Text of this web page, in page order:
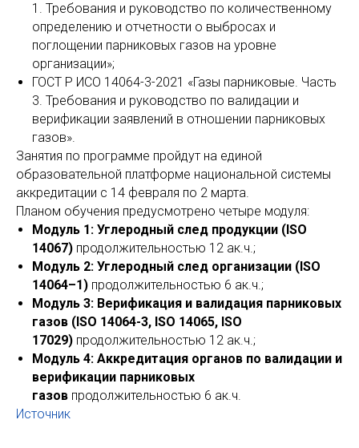
1. Требования и руководство по количественному
определению и отчетности о выбросах и
поглощении парниковых газов на уровне
организации»;
ГОСТ Р ИСО 14064-3-2021 «Газы парниковые. Часть
3. Требования и руководство по валидации и
верификации заявлений в отношении парниковых
газов».
Занятия по программе пройдут на единой
образовательной платформе национальной системы
аккредитации с 14 февраля по 2 марта.
Планом обучения предусмотрено четыре модуля:
Модуль 1: Углеродный след продукции (ISO
14067) продолжительностью 12 ак.ч.;
Модуль 2: Углеродный след организации (ISO
14064–1) продолжительностью 6 ак.ч.;
Модуль 3: Верификация и валидация парниковых
газов (ISO 14064-3, ISO 14065, ISO
17029) продолжительностью 12 ак.ч.;
Модуль 4: Аккредитация органов по валидации и
верификации парниковых
газов продолжительностью 6 ак.ч.
Источник